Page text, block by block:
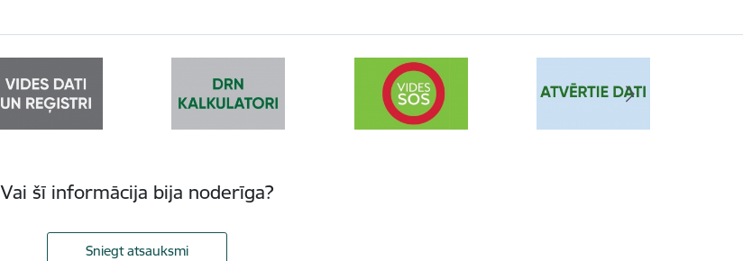
Vai šī informācija bija noderīga?
Sniegt atsauksmi